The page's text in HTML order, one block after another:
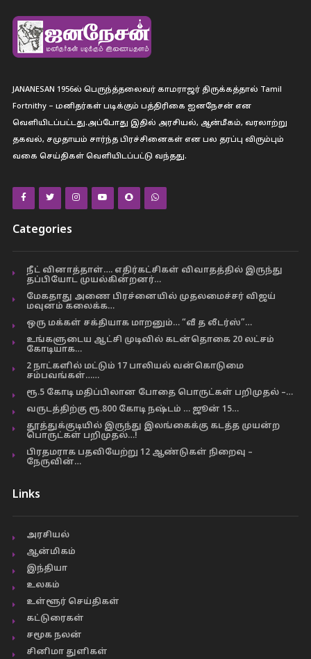
JANANESAN 1956ல் பெருந்த்தலைவர் காமராஜர் திருக்கத்தால் Tamil
Fortnithy – மனிதர்கள் படிக்கும் பத்திரிகை ஐனநேசன் என
வெளியிடப்பட்டது.அப்போது இதில் அரசியல், ஆன்மீகம், வரலாற்று
தகவல், சமுதாயம் சார்ந்த பிரச்சினைகள் என பல தரப்பு விரும்பும்
வகை செய்திகள் வெளியிடப்பட்டு வந்தது.
Categories
நீட் வினாத்தாள்…. எதிர்கட்சிகள் விவாதத்தில் இருந்து
தப்பியோட முயல்கின்றனர்…
மேகதாது அணை பிரச்னையில் முதலமைச்சர் விஜய்
மவுனம் கலைக்க…
ஒரு மக்கள் சக்தியாக மாறனும்… “வீ த லீடர்ஸ்”…
உங்களுடைய ஆட்சி முடிவில் கடன்தொகை 20 லட்சம்
கோடியாக…
2 நாட்களில் மட்டும் 17 பாலியல் வன்கொடுமை
சம்பவங்கள்……
ரூ.5 கோடி மதிப்பிலான போதை பொருட்கள் பறிமுதல் –…
வருடத்திற்கு ரூ.800 கோடி நஷ்டம் … ஜூன் 15…
தூத்துக்குடியில் இருந்து இலங்கைக்கு கடத்த முயன்ற
பொருட்கள் பறிமுதல்…!
பிரதமராக பதவியேற்று 12 ஆண்டுகள் நிறைவு –
நேருவின்…
Links
அரசியல்
ஆன்மிகம்
இந்தியா
உலகம்
உள்ளூர் செய்திகள்
கட்டுரைகள்
சமூக நலன்
சினிமா துளிகள்